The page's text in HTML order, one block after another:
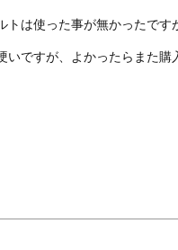
トは使った事が無かったで
いですが、よかったらまた購